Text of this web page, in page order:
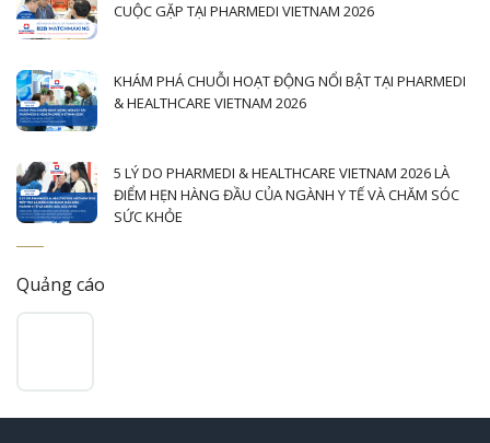
CUỘC GẶP TẠI PHARMEDI VIETNAM 2026
KHÁM PHÁ CHUỖI HOẠT ĐỘNG NỔI BẬT TẠI PHARMEDI
& HEALTHCARE VIETNAM 2026
5 LÝ DO PHARMEDI & HEALTHCARE VIETNAM 2026 LÀ
ĐIỂM HẸN HÀNG ĐẦU CỦA NGÀNH Y TẾ VÀ CHĂM SÓC
SỨC KHỎE
Quảng cáo